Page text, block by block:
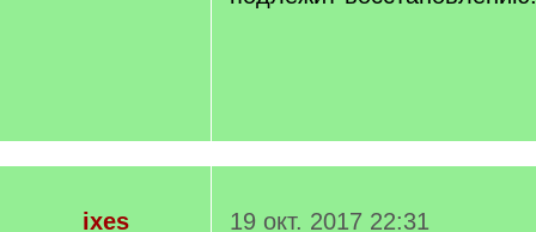
ixes
19 окт. 2017 22:31